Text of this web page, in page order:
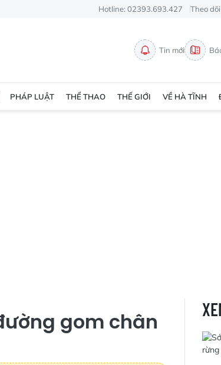
Hotline: 02393.693.427 Theo
Tin mới
PHÁP LUẬT THỂ THAO THẾ GIỚI VỀ HÀ TĨNH
gom chân